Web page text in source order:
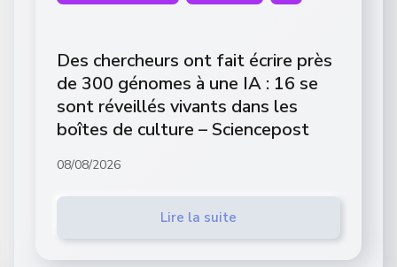
Des chercheurs ont fait écrire près
de 300 génomes à une IA : 16 se
sont réveillés vivants dans les
boîtes de culture – Sciencepost
08/08/2026
Lire la suite